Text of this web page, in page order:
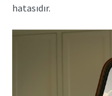
hatasıdır.